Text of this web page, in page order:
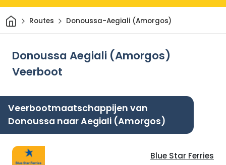
ThuisRoutes Donoussa-Aegiali (Amorgos)
Donoussa Aegiali (Amorgos)
Veerboot
Veerbootmaatschappijen van
Donoussa naar Aegiali (Amorgos)
Blue Star Ferries